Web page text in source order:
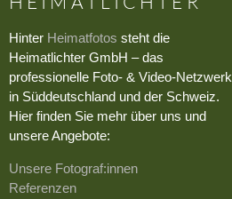
Hinter Heimatfotos steht die
Heimatlichter GmbH – das
professionelle Foto- & Video-Netzwerk
in Süddeutschland und der Schweiz.
Hier finden Sie mehr über uns und
unsere Angebote:
Unsere Fotograf:innen
Referenzen